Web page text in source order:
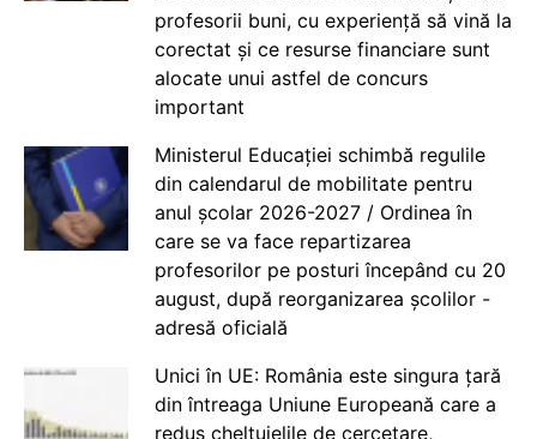
profesorii buni, cu experiență să vină la
corectat și ce resurse financiare sunt
alocate unui astfel de concurs
important
Ministerul Educației schimbă regulile
din calendarul de mobilitate pentru
anul școlar 2026-2027 / Ordinea în
care se va face repartizarea
profesorilor pe posturi începând cu 20
august, după reorganizarea școlilor -
adresă oficială
Unici în UE: România este singura țară
din întreaga Uniune Europeană care a
redus cheltuielile de cercetare,